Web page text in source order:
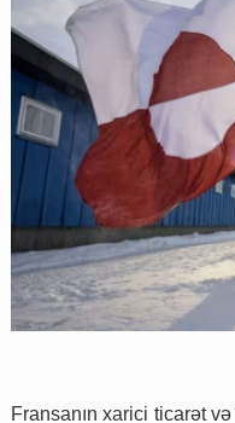
Fransanın xarici ticarət